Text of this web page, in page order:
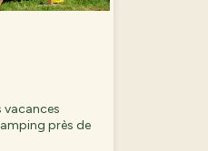
vacances
près de